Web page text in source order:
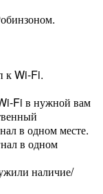
к Wi-Fi.
Fi в нужной вам
в одном месте.
в одном
наличие/